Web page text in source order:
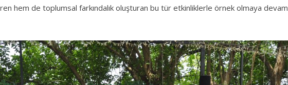
hem de toplumsal farkındalık oluşturan bu tür etkinliklerle örnek olmaya devam